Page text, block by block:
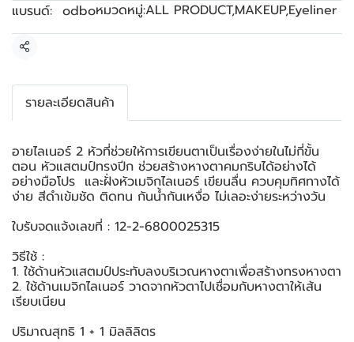
แบรนด์: odboหมวดหมู่:ALL PRODUCT,MAKEUP,Eyeliner
แชร์
รายละเอียดสินค้า
อายไลเนอร์ 2 หัวที่ช่วยให้การเขียนตาเป็นเรื่องง่ายในไม่กี่ขั้น
ตอน หัวแสตมป์ทรงปีก ช่วยสร้างหางตาคมกริบได้อย่างได้
อย่างมือโปร และฝั่งหัวเมจิกไลเนอร์ เขียนลื่น ควบคุมทิศทางได้
ง่าย สีดำเข้มชัด ติดทน กันน้ำกันเหงื่อ ไม่เลอะง่ายระหว่างวัน
ใบรับจดแจ้งเลขที่ : 12-2-6800025315
วิธีใช้ :
1. ใช้ด้านหัวแสตมป์ประทับลงบริเวณหางตาเพื่อสร้างทรงหางตา
2. ใช้ด้านเมจิกไลเนอร์ วาดจากหัวตาไปเชื่อมกับหางตาให้เส้น
เรียบเนียน
ปริมาณสุทธิ 1 + 1 มิลลิลิตร